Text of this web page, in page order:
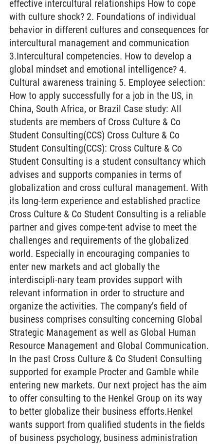
effective intercultural relationships How to cope
with culture shock? 2. Foundations of individual
behavior in different cultures and consequences for
intercultural management and communication
3.Intercultural competencies. How to develop a
global mindset and emotional intelligence? 4.
Cultural awareness training 5. Employee selection:
How to apply successfully for a job in the US, in
China, South Africa, or Brazil Case study: All
students are members of Cross Culture & Co
Student Consulting(CCS) Cross Culture & Co
Student Consulting(CCS): Cross Culture & Co
Student Consulting is a student consultancy which
advises and supports companies in terms of
globalization and cross cultural management. With
its long-term experience and established practice
Cross Culture & Co Student Consulting is a reliable
partner and gives compe-tent advise to meet the
challenges and requirements of the globalized
world. Especially in encouraging companies to
enter new markets and act globally the
interdiscipli-nary team provides support with
relevant information in order to structure and
organize the activities. The company’s field of
business comprises consulting concerning Global
Strategic Management as well as Global Human
Resource Management and Global Communication.
In the past Cross Culture & Co Student Consulting
supported for example Procter and Gamble while
entering new markets. Our next project has the aim
to offer consulting to the Henkel Group on its way
to better globalize their business efforts.Henkel
wants support from qualified students in the fields
of business psychology, business administration